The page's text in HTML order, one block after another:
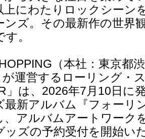
上にわたりロックシーン
ンズ。その最新作の世界
。
（本社：東京都
運営するローリング・
」は、2026年7月10日に
最新アルバム『フォーリ
、アルバムアートワーク
ッズの予約受付を開始い